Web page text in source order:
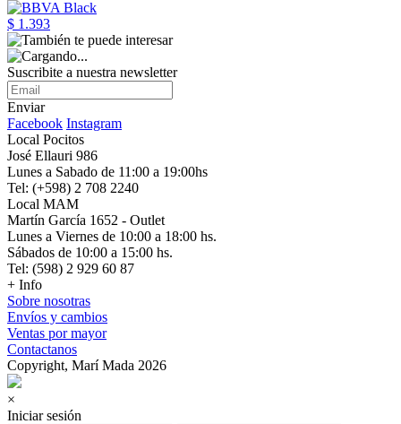
$ 1.393
Suscribite a nuestra newsletter
Enviar
Facebook Instagram
Local Pocitos
José Ellauri 986
Lunes a Sabado de 11:00 a 19:00hs
Tel: (+598) 2 708 2240
Local MAM
Martín García 1652 - Outlet
Lunes a Viernes de 10:00 a 18:00 hs.
Sábados de 10:00 a 15:00 hs.
Tel: (598) 2 929 60 87
+ Info
Sobre nosotras
Envíos y cambios
Ventas por mayor
Contactanos
Copyright, Marí Mada 2026
×
Iniciar sesión